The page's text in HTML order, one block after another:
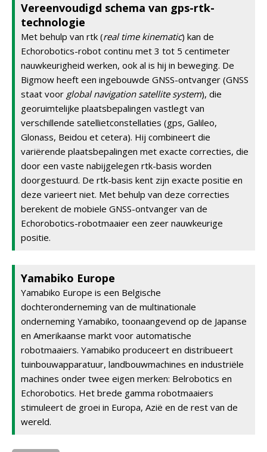
Vereenvoudigd schema van gps-rtk-
technologie
Met behulp van rtk (real time kinematic) kan de
Echorobotics-robot continu met 3 tot 5 centimeter
nauwkeurigheid werken, ook al is hij in beweging. De
Bigmow heeft een ingebouwde GNSS-ontvanger (GNSS
staat voor global navigation satellite system), die
georuimtelijke plaatsbepalingen vastlegt van
verschillende satellietconstellaties (gps, Galileo,
Glonass, Beidou et cetera). Hij combineert die
variërende plaatsbepalingen met exacte correcties, die
door een vaste nabijgelegen rtk-basis worden
doorgestuurd. De rtk-basis kent zijn exacte positie en
deze varieert niet. Met behulp van deze correcties
berekent de mobiele GNSS-ontvanger van de
Echorobotics-robotmaaier een zeer nauwkeurige
positie.
Yamabiko Europe
Yamabiko Europe is een Belgische
dochteronderneming van de multinationale
onderneming Yamabiko, toonaangevend op de Japanse
en Amerikaanse markt voor automatische
robotmaaiers. Yamabiko produceert en distribueert
tuinbouwapparatuur, landbouwmachines en industriële
machines onder twee eigen merken: Belrobotics en
Echorobotics. Het brede gamma robotmaaiers
stimuleert de groei in Europa, Azië en de rest van de
wereld.